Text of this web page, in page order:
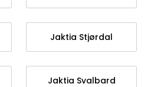
Jaktia Stjørdal
Jaktia Svalbard